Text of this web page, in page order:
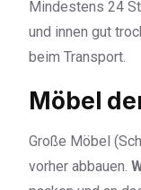
Mindestens 24
und innen gut
beim Transport.
Möbel
Große Möbel
vorher abbauen.